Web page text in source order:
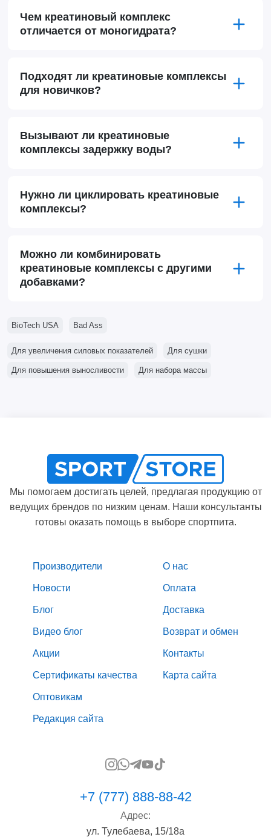
Чем креатиновый комплекс
отличается от моногидрата?
Подходят ли креатиновые комплексы
для новичков?
Вызывают ли креатиновые
комплексы задержку воды?
Нужно ли циклировать креатиновые
комплексы?
Можно ли комбинировать
креатиновые комплексы с другими
добавками?
BioTech USA Bad Ass
Для увеличения силовых показателей Для сушки
Для повышения выносливости Для набора массы
Мы помогаем достигать целей, предлагая продукцию от
ведущих брендов по низким ценам. Наши консультанты
готовы оказать помощь в выборе спортпита.
Производители
Новости
Блог
Видео блог
Акции
Сертификаты качества
Оптовикам
Редакция сайта
О нас
Оплата
Доставка
Возврат и обмен
Контакты
Карта сайта
+7 (777) 888-88-42
Адрес:
ул. Тулебаева, 15/18а